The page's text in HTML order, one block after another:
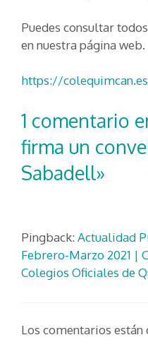
Puedes consultar
en nuestra página web.
https://
1 comentario
firma un
Sabadell»
Pingback: Actualidad
Febrero-Marzo 2021 |
Colegios Oficiales de
Los comentarios están